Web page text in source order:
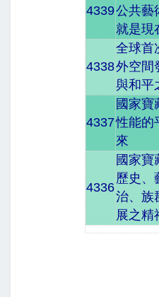
4339公共藝
就是現
4338
全球首
外空間
與和平
4337
國家寶
性能的
來
4336
國家寶
歷史、
治、族
展之精